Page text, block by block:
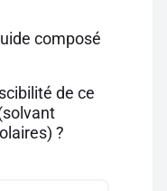
composé
de ce
?